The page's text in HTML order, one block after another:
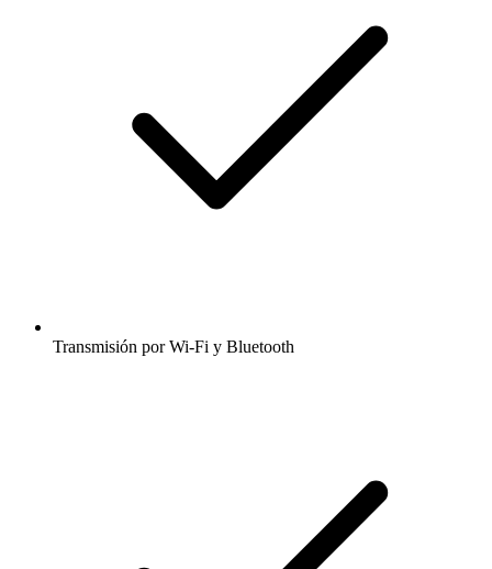
Transmisión por Wi-Fi y Bluetooth